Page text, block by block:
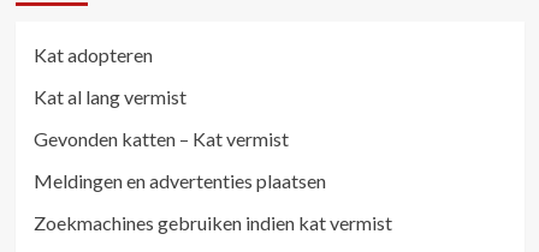
Kat adopteren
Kat al lang vermist
Gevonden katten – Kat vermist
Meldingen en advertenties plaatsen
Zoekmachines gebruiken indien kat vermist